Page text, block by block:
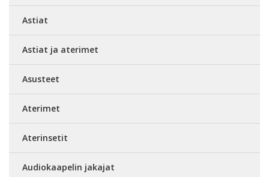
Astiat
Astiat ja aterimet
Asusteet
Aterimet
Aterinsetit
Audiokaapelin jakajat